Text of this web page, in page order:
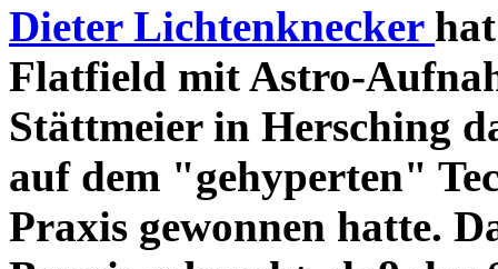
Dieter Lichtenknecker
Flatfield mit Astro-
Stättmeier in Hersching
auf dem "gehyperten"
Praxis gewonnen hatte.